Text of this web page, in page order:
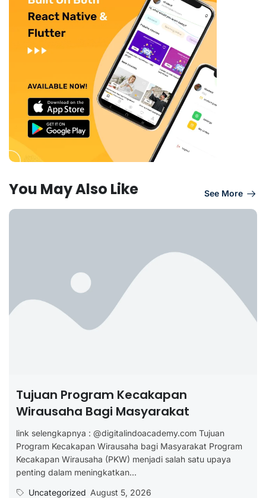
You May Also Like See More
Tujuan Program Kecakapan
Wirausaha Bagi Masyarakat
link selengkapnya : @digitalindoacademy.com Tujuan
Program Kecakapan Wirausaha bagi Masyarakat Program
Kecakapan Wirausaha (PKW) menjadi salah satu upaya
penting dalam meningkatkan...
Uncategorized August 5, 2026